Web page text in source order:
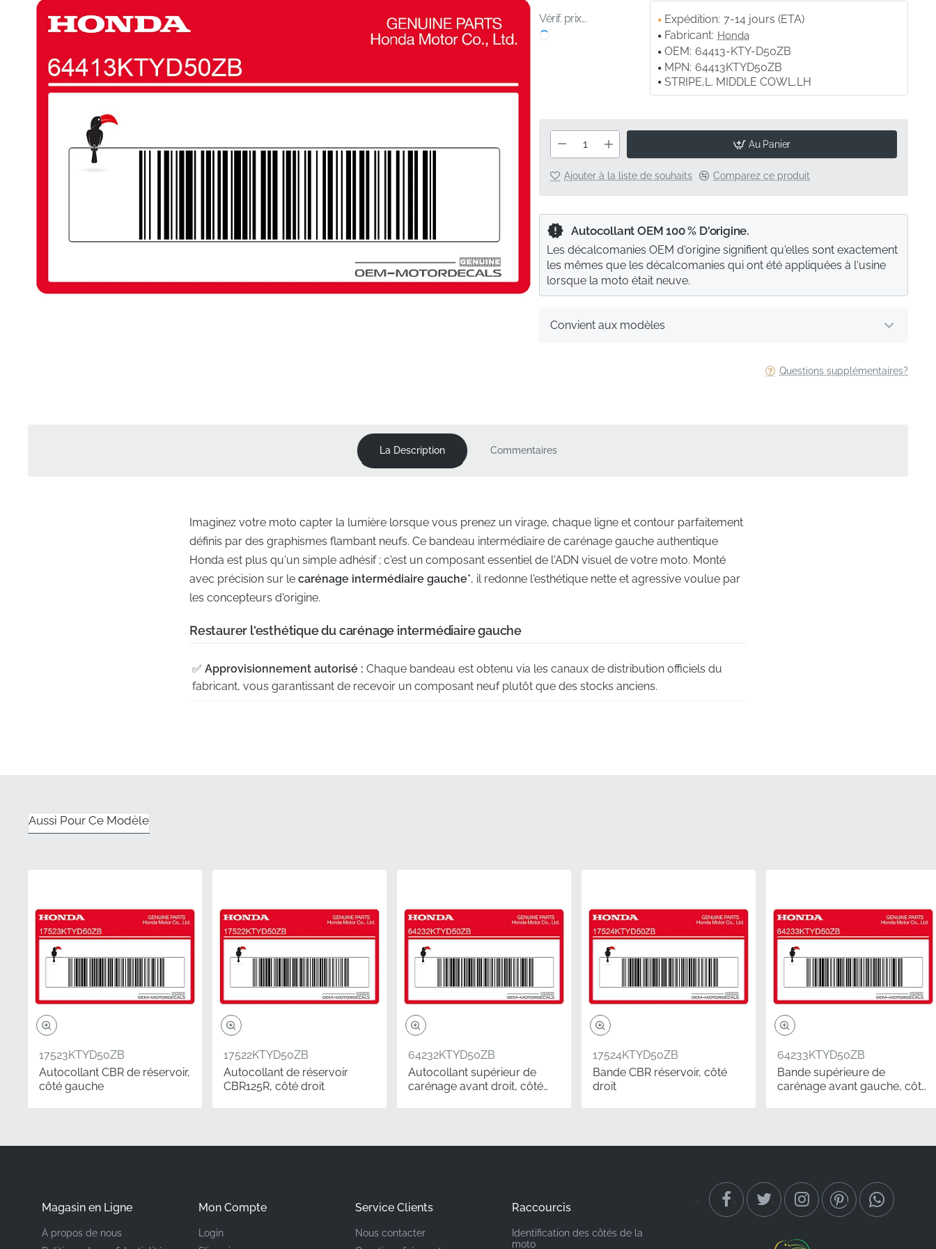
Vérif. prix... Expédition: 7-14 jours (ETA)
Fabricant: Honda
OEM: 64413-KTY-D50ZB
MPN: 64413KTYD50ZB
STRIPE,L. MIDDLE COWL,LH
Au Panier
Ajouter à la liste de souhaits Comparez ce produit
Questions supplémentaires?
Convient aux modèles
Autocollant OEM 100 % D'origine.
Les décalcomanies OEM d'origine signifient qu'elles sont exactement
les mêmes que les décalcomanies qui ont été appliquées à l'usine
lorsque la moto était neuve.
La Description Commentaires
Imaginez votre moto capter la lumière lorsque vous prenez un virage, chaque ligne et contour parfaitement
définis par des graphismes flambant neufs. Ce bandeau intermédiaire de carénage gauche authentique
Honda est plus qu'un simple adhésif ; c'est un composant essentiel de l'ADN visuel de votre moto. Monté
avec précision sur le carénage intermédiaire gauche*, il redonne l'esthétique nette et agressive voulue par
les concepteurs d'origine.
Restaurer l'esthétique du carénage intermédiaire gauche
✅ Approvisionnement autorisé : Chaque bandeau est obtenu via les canaux de distribution officiels du
fabricant, vous garantissant de recevoir un composant neuf plutôt que des stocks anciens.
Numéro de pièce (MPN) 64413KTYD50ZB
Fabricant Honda
Emplacement de montage Carénage intermédiaire gauche*
Type Bandeau
Matériau Autocollant vinyle
sa sensation premium et son apparence conforme à l'usine. Ces autocollants vinyles découpés avec
Aussi Pour Ce Modèle
17523KTYD50ZB
Autocollant CBR de réservoir,
côté gauche
17522KTYD50ZB
Autocollant de réservoir
CBR125R, côté droit
64232KTYD50ZB
Autocollant supérieur de
carénage avant droit, côté
17524KTYD50ZB
Bande CBR réservoir, côté
droit
64233KTYD50ZB
Bande supérieure de
carénage avant gauche, côté
Magasin en Ligne
À propos de nous
Mon Compte
Login
Service Clients
Nous contacter
Raccourcis
Identification des côtés de la
moto